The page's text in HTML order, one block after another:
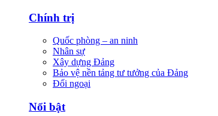
Chính trị
Quốc phòng – an ninh
Nhân sự
Xây dựng Đảng
Bảo vệ nền tảng tư tưởng của Đảng
Đối ngoại
Nổi bật